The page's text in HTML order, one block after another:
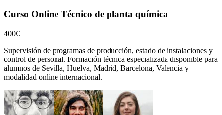
Curso Online Técnico de planta química
400€
Supervisión de programas de producción, estado de instalaciones y
control de personal. Formación técnica especializada disponible para
alumnos de Sevilla, Huelva, Madrid, Barcelona, Valencia y
modalidad online internacional.